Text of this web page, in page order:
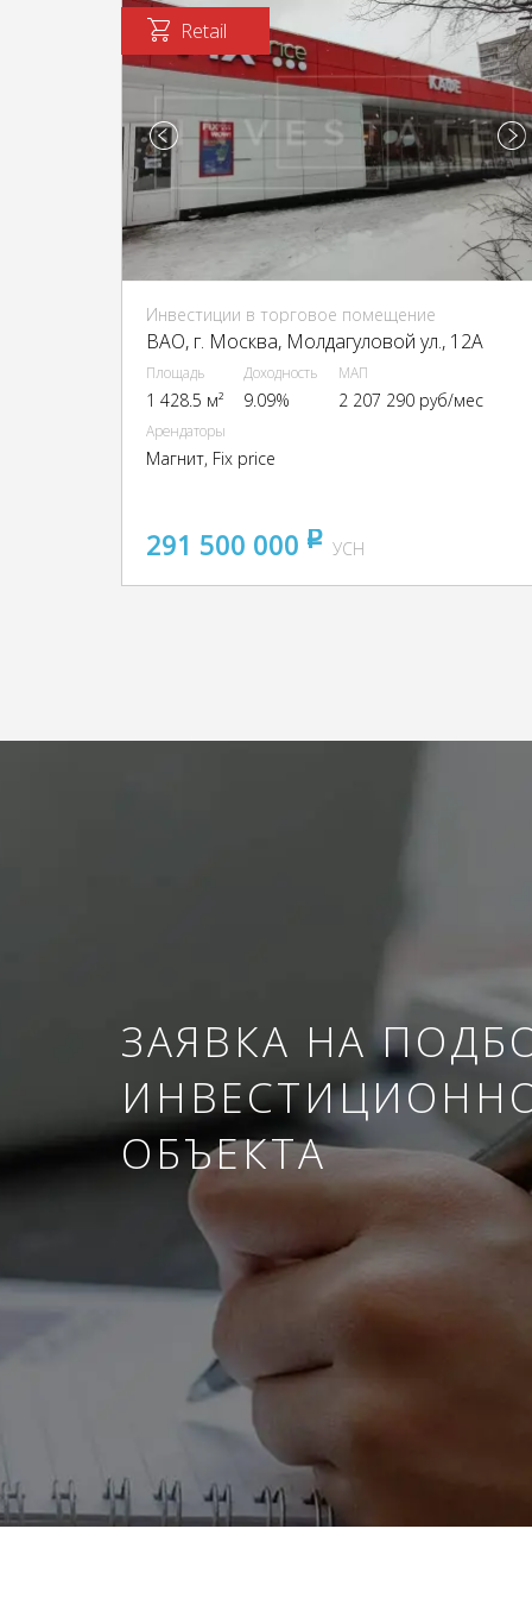
Retail
Инвестиции в торговое помещение
ВАО, г. Москва, Молдагуловой ул., 12А
Площадь
1 428.5 м²
Доходность
9.09%
МАП
2 207 290 руб/мес
Арендаторы
Магнит, Fix price
291 500 000 pуб
УСН
ЗАЯВКА НА
ОБЪЕКТА